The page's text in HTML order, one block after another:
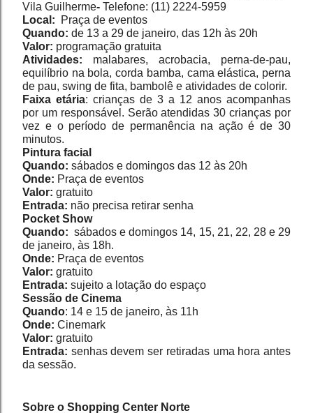
Vila Guilherme- Telefone: (11) 2224-5959
Local: Praça de eventos
Quando: de 13 a 29 de janeiro, das 12h às 20h
Valor: programação gratuita
Atividades: malabares, acrobacia, perna-de-pau,
equilíbrio na bola, corda bamba, cama elástica, perna
de pau, swing de fita, bambolê e atividades de colorir.
Faixa etária: crianças de 3 a 12 anos acompanhas
por um responsável. Serão atendidas 30 crianças por
vez e o período de permanência na ação é de 30
minutos.
Pintura facial
Quando: sábados e domingos das 12 às 20h
Onde: Praça de eventos
Valor: gratuito
Entrada: não precisa retirar senha
Pocket Show
Quando: sábados e domingos 14, 15, 21, 22, 28 e 29
de janeiro, às 18h.
Onde: Praça de eventos
Valor: gratuito
Entrada: sujeito a lotação do espaço
Sessão de Cinema
Quando: 14 e 15 de janeiro, às 11h
Onde: Cinemark
Valor: gratuito
Entrada: senhas devem ser retiradas uma hora antes
da sessão.
Sobre o Shopping Center Norte